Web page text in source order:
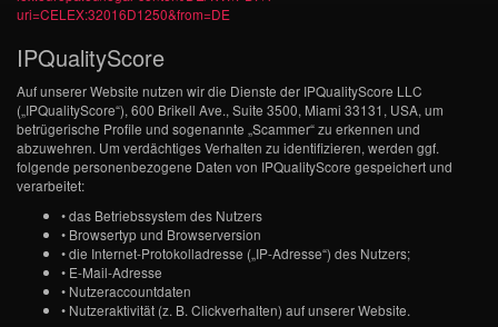
uri=CELEX:32016D1250&from=DE
IPQualityScore
Auf unserer Website nutzen wir die Dienste der IPQualityScore LLC
(„IPQualityScore“), 600 Brikell Ave., Suite 3500, Miami 33131, USA, um
betrügerische Profile und sogenannte „Scammer“ zu erkennen und
abzuwehren. Um verdächtiges Verhalten zu identifizieren, werden ggf.
folgende personenbezogene Daten von IPQualityScore gespeichert und
verarbeitet:
• das Betriebssystem des Nutzers
• Browsertyp und Browserversion
• die Internet-Protokolladresse („IP-Adresse“) des Nutzers;
• E-Mail-Adresse
• Nutzeraccountdaten
• Nutzeraktivität (z. B. Clickverhalten) auf unserer Website.